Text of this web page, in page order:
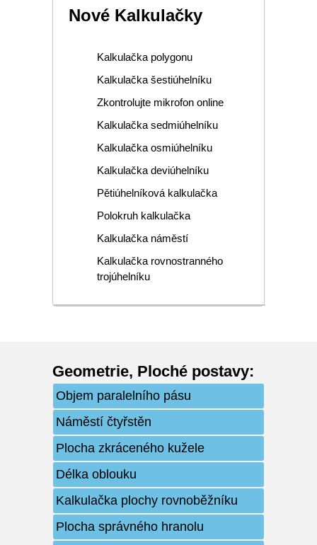
Nové Kalkulačky
Kalkulačka polygonu
Kalkulačka šestiúhelníku
Zkontrolujte mikrofon online
Kalkulačka sedmiúhelníku
Kalkulačka osmiúhelníku
Kalkulačka deviúhelníku
Pětiúhelníková kalkulačka
Polokruh kalkulačka
Kalkulačka náměstí
Kalkulačka rovnostranného
trojúhelníku
Geometrie, Ploché postavy:
Objem paralelního pásu
Náměstí čtyřstěn
Plocha zkráceného kužele
Délka oblouku
Kalkulačka plochy rovnoběžníku
Plocha správného hranolu